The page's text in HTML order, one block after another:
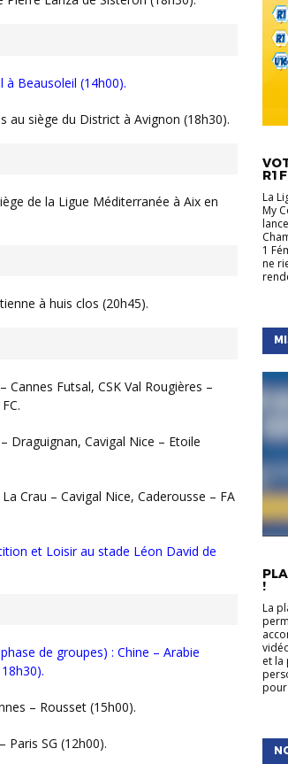
Beausoleil (14h00).
au siège du District à Avignon (18h30).
de la Ligue Méditerranée à Aix en
à huis clos (20h45).
Cannes Futsal, CSK Val Rougières –
Draguignan, Cavigal Nice – Etoile
Crau – Cavigal Nice, Caderousse – FA
et Loisir au stade Léon David de
de groupes) : Chine – Arabie
– Rousset (15h00).
SG (12h00).
La
My
1
ne
!
La
et la
pour